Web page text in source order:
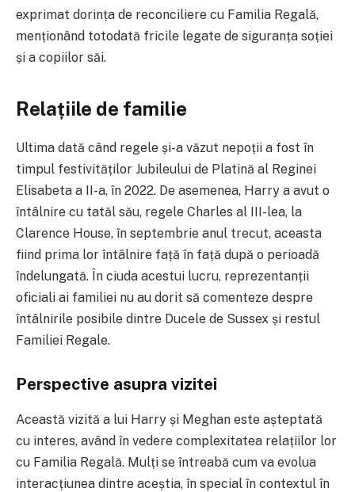
exprimat dorința de reconciliere cu Familia Regală,
menționând totodată fricile legate de siguranța soției
și a copiilor săi.
Relațiile de familie
Ultima dată când regele și-a văzut nepoții a fost în
timpul festivităților Jubileului de Platină al Reginei
Elisabeta a II-a, în 2022. De asemenea, Harry a avut o
întâlnire cu tatăl său, regele Charles al III-lea, la
Clarence House, în septembrie anul trecut, aceasta
fiind prima lor întâlnire față în față după o perioadă
îndelungată. În ciuda acestui lucru, reprezentanții
oficiali ai familiei nu au dorit să comenteze despre
întâlnirile posibile dintre Ducele de Sussex și restul
Familiei Regale.
Perspective asupra vizitei
Această vizită a lui Harry și Meghan este așteptată
cu interes, având în vedere complexitatea relațiilor lor
cu Familia Regală. Mulți se întreabă cum va evolua
interacțiunea dintre aceștia, în special în contextul în